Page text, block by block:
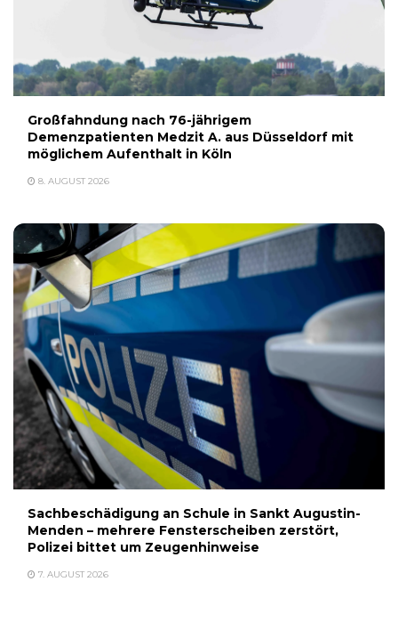
Großfahndung nach 76-jährigem
Demenzpatienten Medzit A. aus Düsseldorf mit
möglichem Aufenthalt in Köln
8. AUGUST 2026
Sachbeschädigung an Schule in Sankt Augustin-
Menden – mehrere Fensterscheiben zerstört,
Polizei bittet um Zeugenhinweise
7. AUGUST 2026